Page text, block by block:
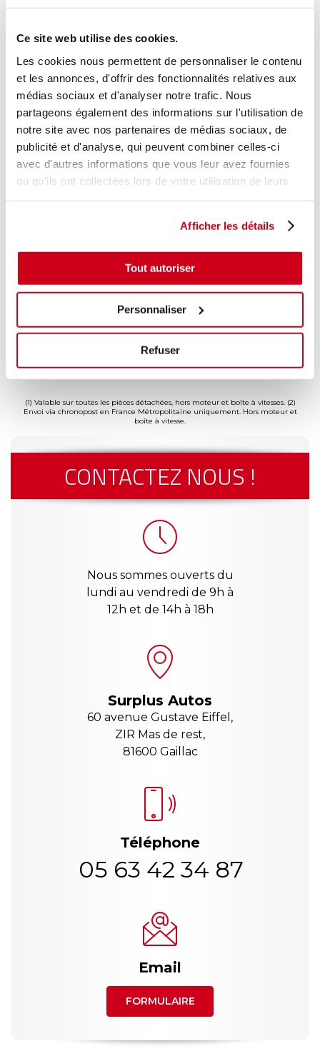
Ce site web utilise des cookies.
Les cookies nous permettent de personnaliser le contenu
et les annonces, d'offrir des fonctionnalités relatives aux
médias sociaux et d'analyser notre trafic. Nous
partageons également des informations sur l'utilisation de
notre site avec nos partenaires de médias sociaux, de
publicité et d'analyse, qui peuvent combiner celles-ci
avec d'autres informations que vous leur avez fournies
ou qu'ils ont collectées lors de votre utilisation de leurs
Afficher les détails
Tout autoriser
Personnaliser
Refuser
+ photos
Modèle de provenance
Caractéristiques techniques
En stock 18,00 € TTC
AJOUTER AU PANIER
jusqu'à 2
(1)
Livraison dès
24h
en France
(1) Valable sur toutes les pièces détachées, hors moteur et boîte à vitesses. (2)
Envoi via chronopost en France Métropolitaine uniquement. Hors moteur et
boîte à vitesse.
CONTACTEZ NOUS !
Nous sommes ouverts du
lundi au vendredi de 9h à
12h et de 14h à 18h
Surplus Autos
60 avenue Gustave Eiffel,
ZIR Mas de rest,
81600 Gaillac
Téléphone
05 63 42 34 87
Email
FORMULAIRE